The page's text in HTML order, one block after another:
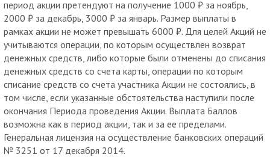
период акции претендуют на получение 1000 ₽ за ноябрь,
2000 ₽ за декабрь, 3000 ₽ за январь. Размер выплаты в
рамках акции не может превышать 6000 ₽. Для целей Акций не
учитываются операции, по которым осуществлен возврат
денежных средств, либо которые были отменены до списания
денежных средств со счета карты, операции по которым
списание средств со счета участника Акции не состоялись, в
том числе, если указанные обстоятельства наступили после
окончания Периода проведения Акции. Выплата Баллов
возможна как в период акции, так и за ее пределами.
Генеральная лицензия на осуществление банковских операций
№ 3251 от 17 декабря 2014.